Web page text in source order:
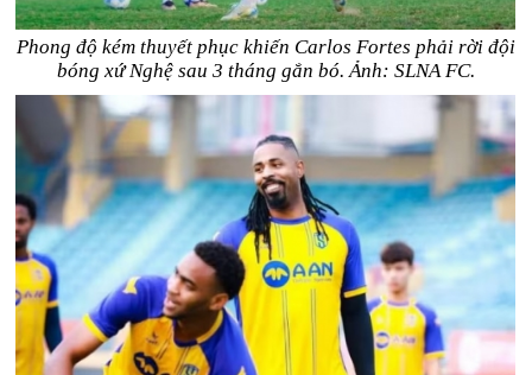
Phong độ kém thuyết phục khiến Carlos Fortes phải rời đội
bóng xứ Nghệ sau 3 tháng gắn bó. Ảnh: SLNA FC.